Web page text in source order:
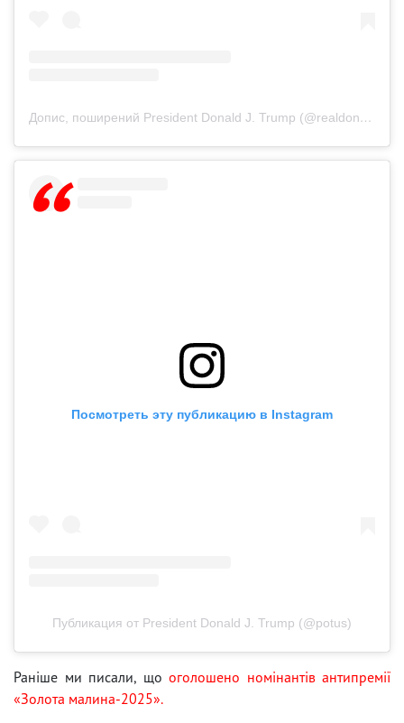
Допис, поширений President Donald J. Trump (@realdonaldtrump)
Посмотреть эту публикацию в Instagram
Публикация от President Donald J. Trump (@potus)
Раніше ми писали, що оголошено номінантів антипремії
«Золота малина-2025».